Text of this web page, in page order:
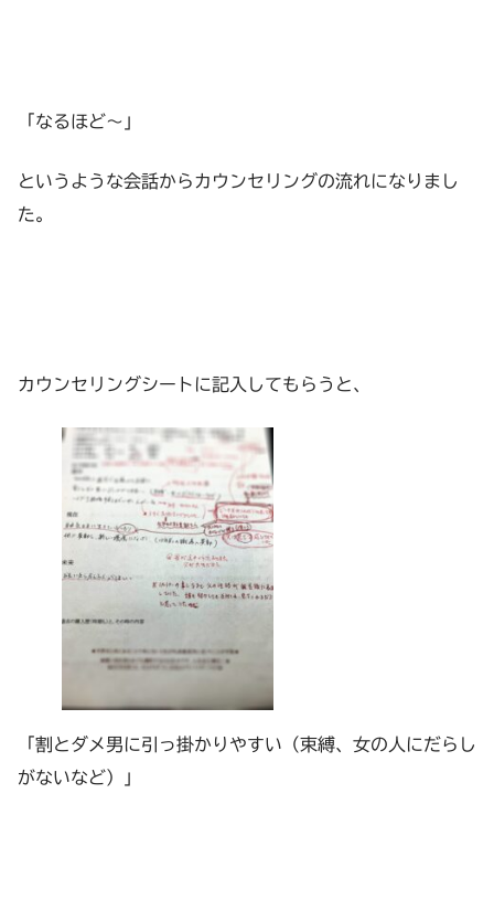
「なるほど～」
というような会話からカウンセリングの流れになりまし
た。
カウンセリングシートに記入してもらうと、
「割とダメ男に引っ掛かりやすい（束縛、女の人にだらし
がないなど）」